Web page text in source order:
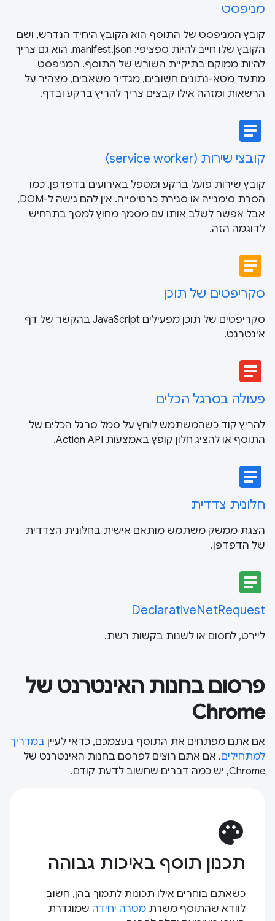
מניפסט
קובץ המניפסט של התוסף הוא הקובץ היחיד הנדרש, ושם
הקובץ שלו חייב להיות ספציפי: manifest.json. הוא גם צריך
להיות ממוקם בתיקיית השורש של התוסף. המניפסט
מתעד מטא-נתונים חשובים, מגדיר משאבים, מצהיר על
הרשאות ומזהה אילו קבצים צריך להריץ ברקע ובדף.
article
קובצי שירות (service worker)
קובץ שירות פועל ברקע ומטפל באירועים בדפדפן, כמו
הסרת סימנייה או סגירת כרטיסייה. אין להם גישה ל-DOM,
אבל אפשר לשלב אותו עם מסמך מחוץ למסך בתרחיש
לדוגמה הזה.
article
סקריפטים של תוכן
סקריפטים של תוכן מפעילים JavaScript בהקשר של דף
אינטרנט.
article
פעולה בסרגל הכלים
להריץ קוד כשהמשתמש לוחץ על סמל סרגל הכלים של
התוסף או להציג חלון קופץ באמצעות Action API.
article
חלונית צדדית
הצגת ממשק משתמש מותאם אישית בחלונית הצדדית
של הדפדפן.
article
DeclarativeNetRequest
ליירט, לחסום או לשנות בקשות רשת.
פרסום בחנות האינטרנט של
Chrome
אם אתם מפתחים את התוסף בעצמכם, כדאי לעיין במדריך
למתחילים. אם אתם רוצים לפרסם בחנות האינטרנט של
Chrome, יש כמה דברים שחשוב לדעת קודם.
palette
תכנון תוסף באיכות גבוהה
כשאתם בוחרים אילו תכונות לתמוך בהן, חשוב
לוודא שהתוסף משרת מטרה יחידה שמוגדרת